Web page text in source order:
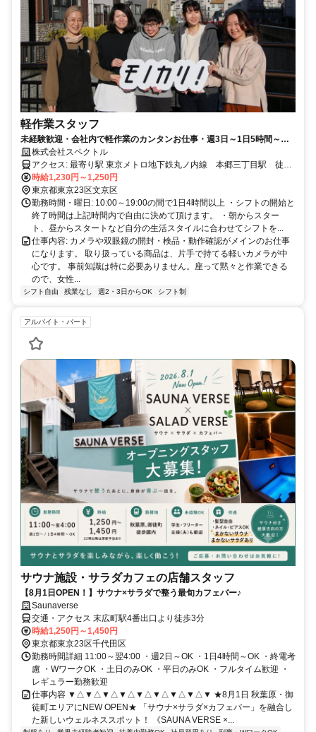
軽作業スタッフ
未経験歓迎・会社内で軽作業のカンタンお仕事・週3日～1日5時間～
OK・フリーターや主婦（夫）活躍中・アルバイト初心者も歓迎・長く働
けます・服装髪型自由・学生歓迎
株式会社スペクトル
アクセス: 最寄り駅 東京メトロ地下鉄丸ノ内線 本郷三丁目駅 徒歩
3分 東京メトロ地下鉄大江戸線 本郷三丁目駅 徒歩4分 都営三田
線 水道橋駅 徒歩4分 JR中央線・総武線 水道橋駅 徒歩8分 東京
メトロ地下鉄丸ノ内線 御茶ノ水駅 徒歩9分 JR中央線・総武線 御
茶ノ水駅 徒歩10分 東京メトロ南北線 後楽園駅 徒歩11分 周辺大
学からのアクセス 順天堂大学 本郷・お茶の水キャンパス 徒歩9分
東京大学 本郷キャンパス 徒歩10分 東京科学大学 湯島キャンパ
ス 徒歩10分 日本薬科大学 お茶の水キャンパス 徒歩12分 ・徒歩
通勤、自転車通勤歓迎（駐輪スペースございます）
時給1,230円～1,250円
東京都東京23区文京区
勤務時間・曜日: 10:00～19:00の間で1日4時間以上 ・シフトの開始と
終了時間は上記時間内で自由に決めて頂けます。 ・朝からスター
ト、昼からスタートなど自分の生活スタイルに合わせてシフトを...
仕事内容: カメラや双眼鏡の開封・検品・動作確認がメインのお仕事
になります。 取り扱っている商品は、片手で持てる軽いカメラが中
心です。 事前知識は特に必要ありません。座って黙々と作業できる
ので、女性...
シフト自由 残業なし 週2・3日からOK シフト制
アルバイト・パート
サウナ施設・サラダカフェの店舗スタッフ
【8月1日OPEN！】サウナ×サラダで整う最旬カフェバー♪
Saunaverse
交通・アクセス 末広町駅4番出口より徒歩3分
時給1,250円～1,450円
東京都東京23区千代田区
勤務時間詳細 11:00～翌4:00 ・週2日～OK ・1日4時間～OK ・終電考
慮 ・WワークOK ・土日のみOK ・平日のみOK ・フルタイム歓迎 ・
レギュラー勤務歓迎
仕事内容 ▼△▼△▼△▼△▼△▼△▼△▼△▼ ★8月1日 秋葉原・御
徒町エリアにNEW OPEN★ 「サウナ×サラダ×カフェバー」を融合し
た新しいウェルネススポット！ 《SAUNA VERSE ×...